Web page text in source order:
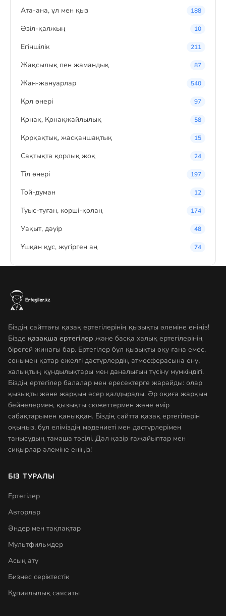
Ата-ана, ұл мен қыз 188
Әзіл-қалжың 10
Егіншілік 211
Жақсылық пен жамандық 87
Жан-жануарлар 540
Қол өнері 97
Қонақ, Қонақжайлылық 58
Қорқақтық, жасқаншақтық 15
Сақтықта қорлық жоқ 24
Тіл өнері 197
Той-думан 12
Туыс-туған, көрші-қолаң 174
Уақыт, дәуір 48
Ұшқан құс, жүгірген аң 74
Біздің сайттағы қазақ ертегілерінің қызықты әлеміне еніңіз!
Бізде қазақша ертегілер және басқа халық ертегілерінің
бірегей жинағы бар. Ертегілер бұл қызықты оқу ғана емес,
сонымен қатар ежелгі дәстүрлердің атмосферасына ену,
халықтың құндылықтары мен даналығын түсіну мүмкіндігі.
Біздің ертегілер балалар мен ересектерге жарайды: олар
қызықты және жарқын әсер қалдырады. Әр оқиға жарқын
бейнелермен, қызықты сюжеттермен және өмір
сабақтарымен қаныққан. Біздің сайтта қазақ ертегілерін
оқыңыз, бұл еліміздің мәдениеті мен дәстүрлерімен
танысудың тамаша тәсілі. Дәл қазір ғажайыптар мен
сиқырлар әлеміне еніңіз!
БІЗ ТУРАЛЫ
Ертегілер
Авторлар
Әндер мен тақпақтар
Мультфильмдер
Асық ату
Бизнес серіктестік
Құпиялылық саясаты